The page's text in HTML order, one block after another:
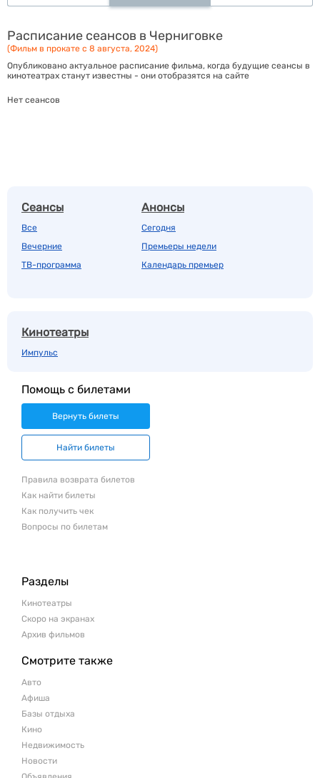
Расписание сеансов в Черниговке
(Фильм в прокате с 8 августа, 2024)
Опубликовано актуальное расписание фильма, когда будущие сеансы в
кинотеатрах станут известны - они отобразятся на сайте
Нет сеансов
Сеансы
Все
Вечерние
ТВ-программа
Анонсы
Сегодня
Премьеры недели
Календарь премьер
Кинотеатры
Импульс
Помощь с билетами
Вернуть билеты
Найти билеты
Правила возврата билетов
Как найти билеты
Как получить чек
Вопросы по билетам
Разделы
Кинотеатры
Скоро на экранах
Архив фильмов
Смотрите также
Авто
Афиша
Базы отдыха
Кино
Недвижимость
Новости